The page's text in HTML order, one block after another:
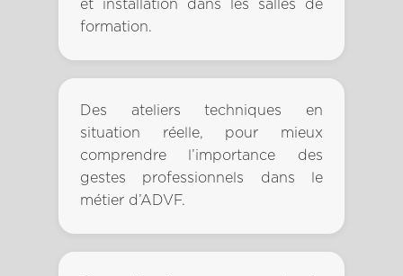
et installation dans les salles de
formation.
Des ateliers techniques en
situation réelle, pour mieux
comprendre l’importance des
gestes professionnels dans le
métier d’ADVF.